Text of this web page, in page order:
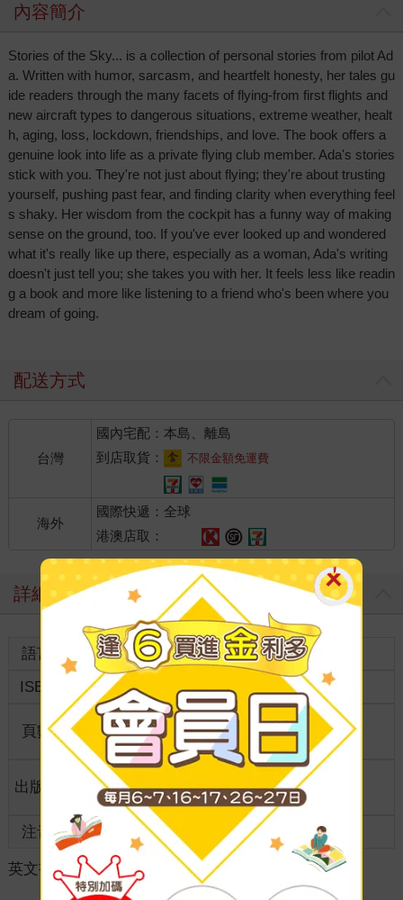
內容簡介
Stories of the Sky... is a collection of personal stories from pilot Ad
a. Written with humor, sarcasm, and heartfelt honesty, her tales gu
ide readers through the many facets of flying-from first flights and
new aircraft types to dangerous situations, extreme weather, healt
h, aging, loss, lockdown, friendships, and love. The book offers a
genuine look into life as a private flying club member. Ada's stories
stick with you. They're not just about flying; they're about trusting
yourself, pushing past fear, and finding clarity when everything feel
s shaky. Her wisdom from the cockpit has a funny way of making
sense on the ground, too. If you've ever looked up and wondered
what it's really like up there, especially as a woman, Ada's writing
doesn't just tell you; she takes you with her. It feels less like readin
g a book and more like listening to a friend who's been where you
dream of going.
配送方式
台灣
國內宅配：本島、離島
到店取貨：
不限金額免運費
海外
國際快遞：全球
港澳店取：
詳細資料
語言 英文 裝訂
紙本平裝
ISBN
9781035864829 分級 普通級
頁數 0
商品規
格
出版地 美國
齡
全齡適讀
注音 級別
英文書 ＞ 人文社科 史地傳記